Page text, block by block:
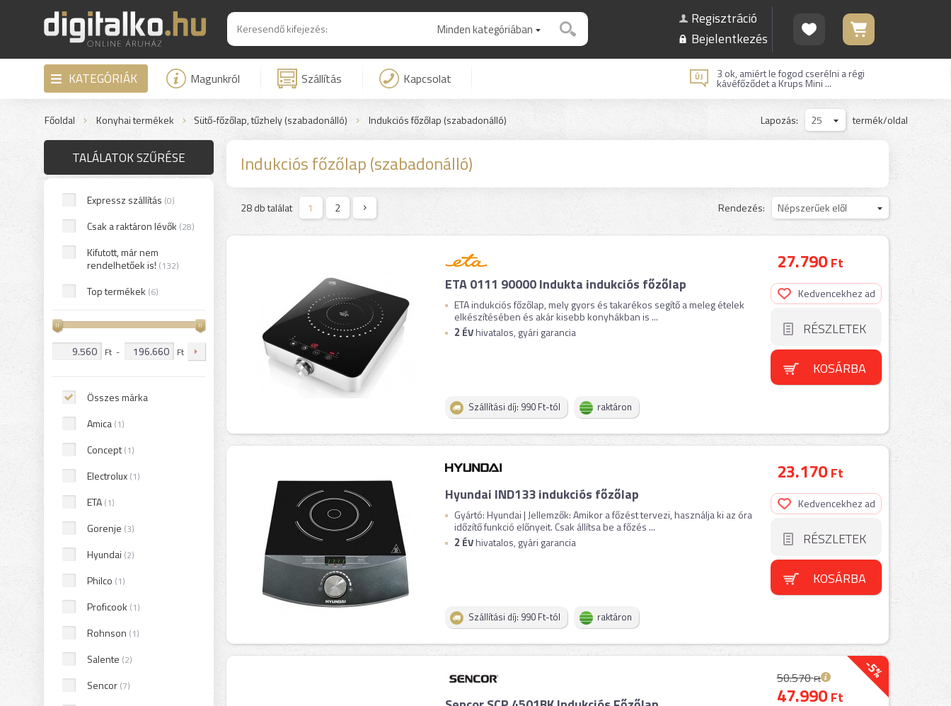
Minden kategóriában
Regisztráció
Bejelentkezés
KATEGÓRIÁK Magunkról Szállítás Kapcsolat 3 ok, amiért le fogod cserélni a régi
kávéfőződet a Krups Mini ...
Főoldal Konyhai termékek Sütő-főzőlap, tűzhely (szabadonálló) Indukciós főzőlap (szabadonálló) termék/oldal
25
Lapozás:
TALÁLATOK SZŰRÉSE
Expressz szállítás (0)
Csak a raktáron lévők (28)
Kifutott, már nem
rendelhetőek is! (132)
Top termékek (6)
Ft - Ft
Összes márka
Amica (1)
Concept(1)
Electrolux (1)
ETA (1)
Gorenje (3)
Hyundai (2)
Philco (1)
Proficook (1)
Rohnson (1)
Salente (2)
Sencor (7)
Indukciós főzőlap (szabadonálló)
28 db találat 1 2 Népszerűek elől
Rendezés:
ETA 0111 90000 Indukta indukciós főzőlap
ETA indukciós főzőlap, mely gyors és takarékos segítő a meleg ételek
elkészítésében és akár kisebb konyhákban is ...
2 ÉVhivatalos, gyári garancia
Szállítási díj: 990 Ft-tól raktáron
27.790Ft
Kedvencekhez ad
RÉSZLETEK
KOSÁRBA
Hyundai IND133 indukciós főzőlap
Gyártó: Hyundai | Jellemzők: Amikor a főzést tervezi, használja ki az óra
időzítő funkció előnyeit. Csak állítsa be a főzés ...
2 ÉVhivatalos, gyári garancia
Szállítási díj: 990 Ft-tól raktáron
23.170Ft
Kedvencekhez ad
RÉSZLETEK
KOSÁRBA
-5%
50.570Ft
47.990Ft